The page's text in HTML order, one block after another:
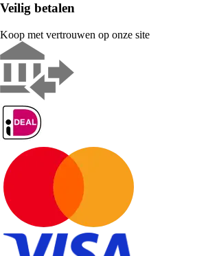
Veilig betalen
Koop met vertrouwen op onze site